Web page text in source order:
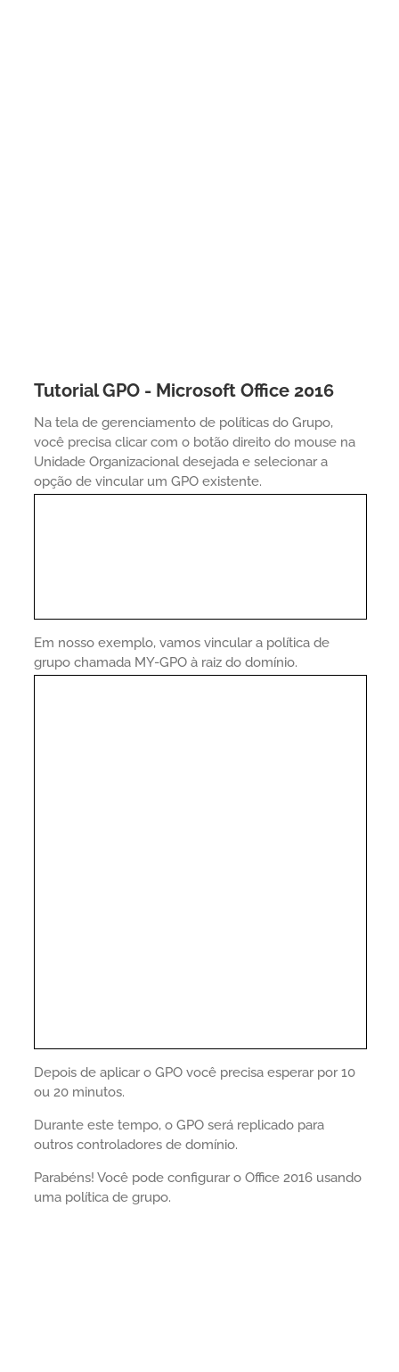
Tutorial GPO - Microsoft Office 2016
Na tela de gerenciamento de políticas do Grupo,
você precisa clicar com o botão direito do mouse na
Unidade Organizacional desejada e selecionar a
opção de vincular um GPO existente.
Em nosso exemplo, vamos vincular a política de
grupo chamada MY-GPO à raiz do domínio.
Depois de aplicar o GPO você precisa esperar por 10
ou 20 minutos.
Durante este tempo, o GPO será replicado para
outros controladores de domínio.
Parabéns! Você pode configurar o Office 2016 usando
uma política de grupo.